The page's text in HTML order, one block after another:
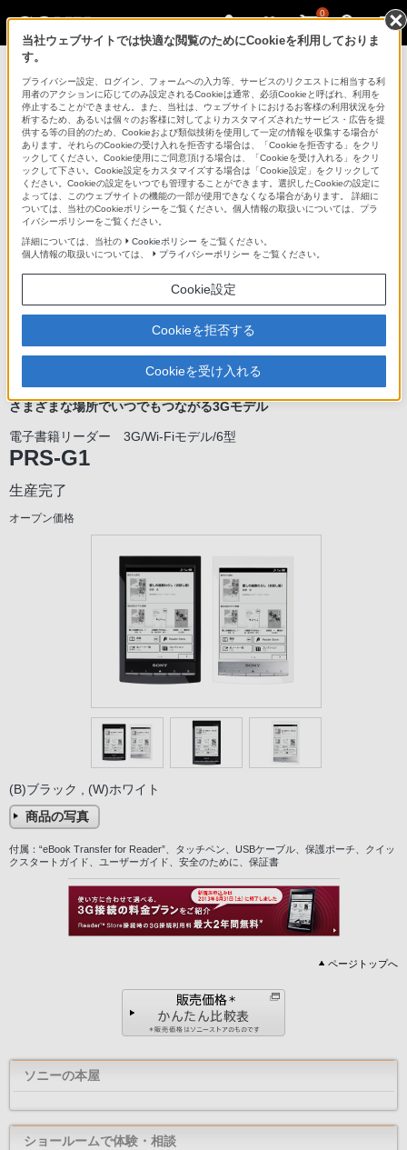
0
PRS-G1
さまざまな場所でいつでもつながる3Gモデル
電子書籍リーダー 3G/Wi-Fiモデル/6型
PRS-G1
生産完了
オープン価格
(B)ブラック , (W)ホワイト
商品の写真
付属：“eBook Transfer for Reader”、タッチペン、USBケーブル、保護ポーチ、クイッ
クスタートガイド、ユーザーガイド、安全のために、保証書
ページトップへ
ソニーの本屋
ショールームで体験・相談
当社ウェブサイトでは快適な閲覧のためにCookieを利用しておりま
す。
プライバシー設定、ログイン、フォームへの入力等、サービスのリクエストに相当する利
用者のアクションに応じてのみ設定されるCookieは通常、必須Cookieと呼ばれ、利用を
停止することができません。また、当社は、ウェブサイトにおけるお客様の利用状況を分
析するため、あるいは個々のお客様に対してよりカスタマイズされたサービス・広告を提
供する等の目的のため、Cookieおよび類似技術を使用して一定の情報を収集する場合が
あります。それらのCookieの受け入れを拒否する場合は、「Cookieを拒否する」をクリ
ックしてください。Cookie使用にご同意頂ける場合は、「Cookieを受け入れる」をクリ
ックして下さい。Cookie設定をカスタマイズする場合は「Cookie設定」をクリックして
ください。Cookieの設定をいつでも管理することができます。選択したCookieの設定に
よっては、このウェブサイトの機能の一部が使用できなくなる場合があります。 詳細に
ついては、当社のCookieポリシーをご覧ください。個人情報の取扱いについては、プラ
イバシーポリシーをご覧ください。
詳細については、当社の
Cookieポリシー をご覧ください。
個人情報の取扱いについては、
プライバシーポリシー をご覧ください。
Cookie設定
Cookieを拒否する
Cookieを受け入れる